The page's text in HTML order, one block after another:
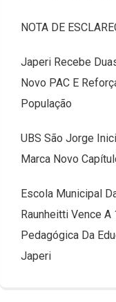
NOTA DE
Japeri Recebe
Novo PAC E
População
UBS São Jorge
Marca Novo
Escola Municipal
Raunheitti Vence A
Pedagógica Da
Japeri